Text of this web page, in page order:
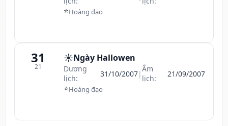
⭐Hoàng đạo
31
21
☀️Ngày Hallowen
Dương
lịch:
31/10/2007|Âm
lịch:
21/09/2007
⭐Hoàng đạo